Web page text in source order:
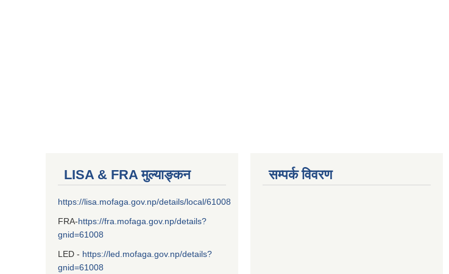
LISA & FRA मुल्याङ्कन
https://lisa.mofaga.gov.np/details/local/61008
FRA-https://fra.mofaga.gov.np/details?
gnid=61008
LED - https://led.mofaga.gov.np/details?
gnid=61008
सम्पर्क विवरण